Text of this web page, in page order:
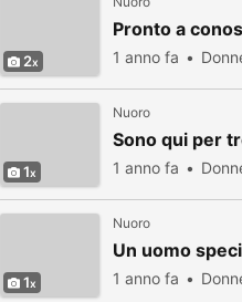
2
Pronto a
1 anno fa
1
Nuoro
Sono qui per
1 anno fa
1
Nuoro
Un uomo
1 anno fa